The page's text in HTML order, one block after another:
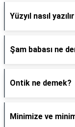
Yüzyıl nasıl
Şam babası ne
Ontik ne demek?
Minimize ve